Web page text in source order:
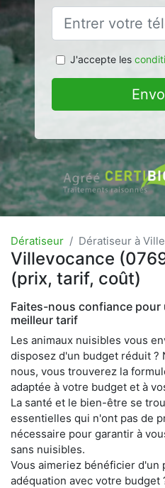
J'accepte les
Dératiseur Dératiseur à
Villevocance
(prix, tarif, coût)
Faites-nous confiance pour
meilleur tarif
Les animaux nuisibles vous
disposez d'un budget réduit ?
nous, vous trouverez la
adaptée à votre budget et à
La santé et le bien-être se
essentielles qui n'ont pas de
nécessaire pour garantir à
sans nuisibles.
Vous aimeriez bénéficier d'un
adéquation avec votre budget